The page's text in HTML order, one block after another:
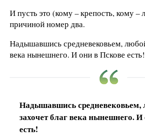
И пусть это (кому – крепость, кому –
причиной номер два.
Надышавшись средневековьем,
века нынешнего. И они в Пскове есть!
Надышавшись средневековьем,
захочет благ века нынешнего.
есть!